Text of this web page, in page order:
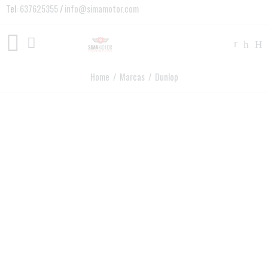
Tel:637625355 /info@simamotor.com
Home / Marcas / Dunlop